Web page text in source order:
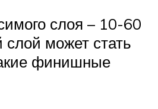
слоя – 10-60
может стать
финишные